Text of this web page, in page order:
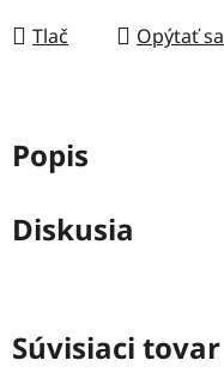
Tlač
Opýtať sa
Popis
Diskusia
Súvisiaci tovar